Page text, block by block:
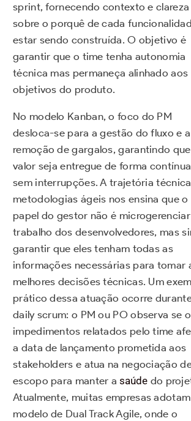
sprint, fornecendo contexto e clareza
sobre o porquê de cada
estar sendo construída. O objetivo é
garantir que o time tenha autonomia
técnica mas permaneça alinhado aos
objetivos do produto.
No modelo Kanban, o foco do PM
desloca-se para a gestão do fluxo e a
remoção de gargalos, garantindo
valor seja entregue de forma
sem interrupções. A trajetória
metodologias ágeis nos ensina que o
papel do gestor não é
trabalho dos desenvolvedores, mas
garantir que eles tenham todas as
informações necessárias para tomar
melhores decisões técnicas. Um
prático dessa atuação ocorre
daily scrum: o PM ou PO observa se
impedimentos relatados pelo time
a data de lançamento prometida aos
stakeholders e atua na negociação
escopo para manter asaúde do
Atualmente, muitas empresas
modelo de Dual Track Agile, onde o